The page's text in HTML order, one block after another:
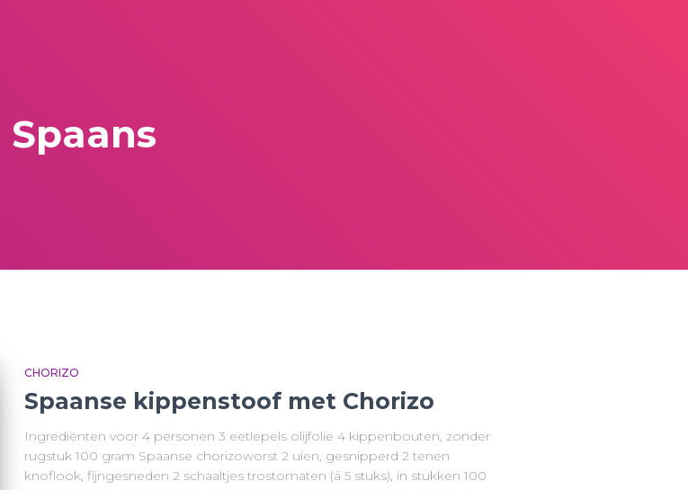
Spaans
CHORIZO
Spaanse kippenstoof met Chorizo
Ingrediënten voor 4 personen 3 eetlepels olijfolie 4 kippenbouten, zonder
rugstuk 100 gram Spaanse chorizoworst 2 uien, gesnipperd 2 tenen
knoflook, fijngesneden 2 schaaltjes trostomaten (á 5 stuks), in stukken 100